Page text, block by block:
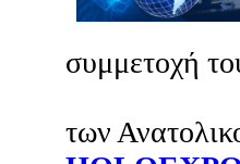
συμμετοχή
των